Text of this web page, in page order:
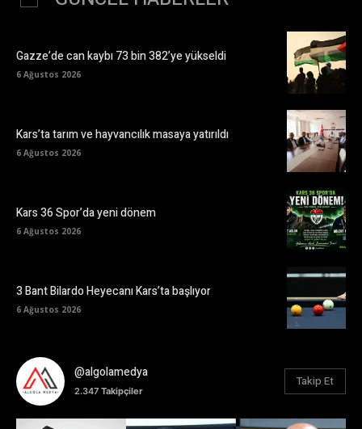
Gazze’de can kaybı 73 bin 382’ye yükseldi
6 Ağustos 2026
Kars’ta tarım ve hayvancılık masaya yatırıldı
6 Ağustos 2026
Kars 36 Spor’da yeni dönem
6 Ağustos 2026
3 Bant Bilardo Heyecanı Kars’ta başlıyor
6 Ağustos 2026
@algolamedya
2.347 Takipçiler
Takip Et